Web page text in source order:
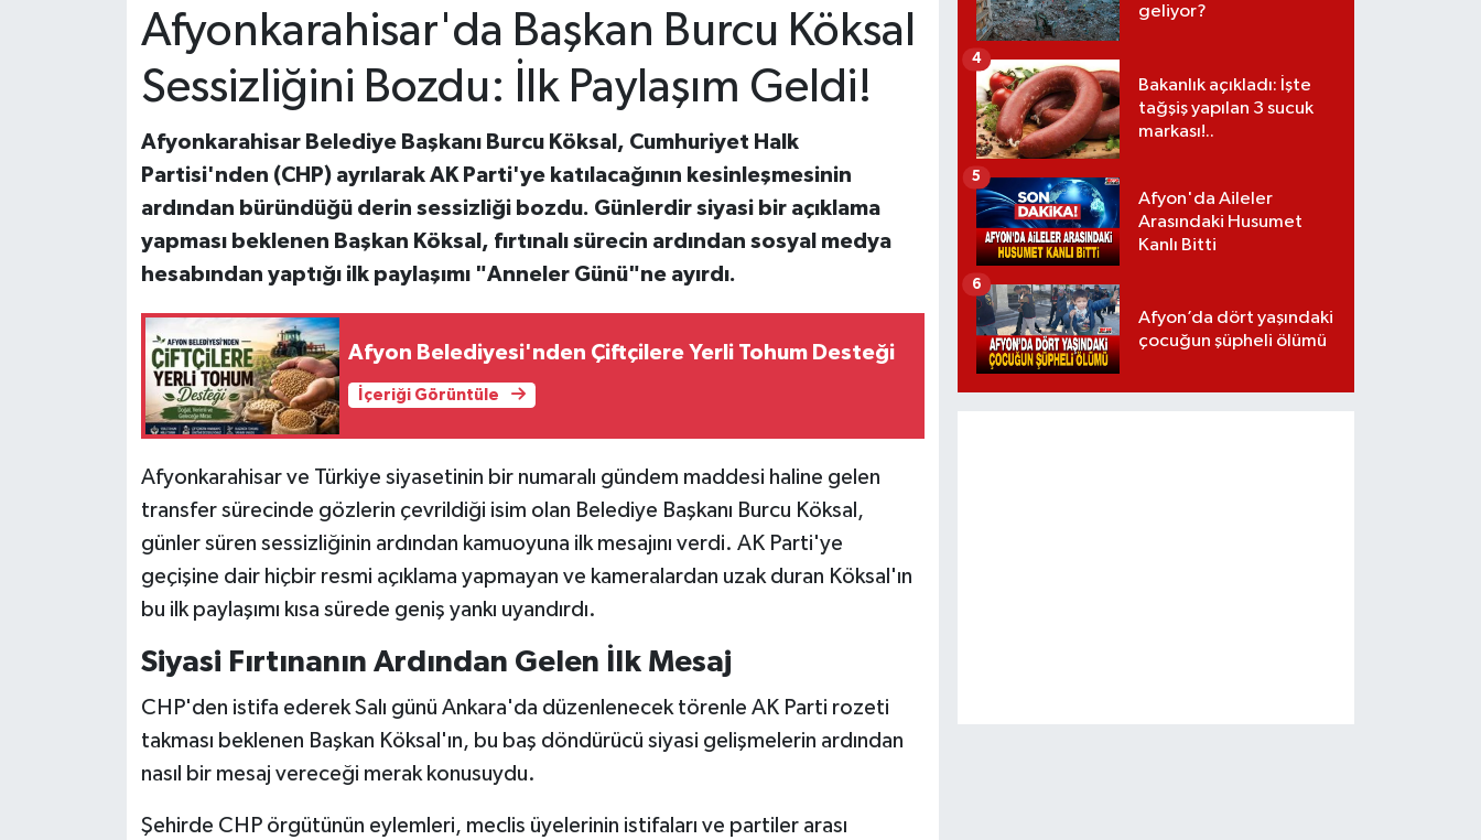
Afyonkarahisar'da Başkan Burcu Köksal
Sessizliğini Bozdu: İlk Paylaşım Geldi!
Afyonkarahisar Belediye Başkanı Burcu Köksal, Cumhuriyet Halk
Partisi'nden (CHP) ayrılarak AK Parti'ye katılacağının kesinleşmesinin
ardından büründüğü derin sessizliği bozdu. Günlerdir siyasi bir açıklama
yapması beklenen Başkan Köksal, fırtınalı sürecin ardından sosyal medya
hesabından yaptığı ilk paylaşımı "Anneler Günü"ne ayırdı.
Afyon Belediyesi'nden Çiftçilere Yerli Tohum Desteği
İçeriği Görüntüle
Afyonkarahisar ve Türkiye siyasetinin bir numaralı gündem maddesi haline gelen
transfer sürecinde gözlerin çevrildiği isim olan Belediye Başkanı Burcu Köksal,
günler süren sessizliğinin ardından kamuoyuna ilk mesajını verdi. AK Parti'ye
geçişine dair hiçbir resmi açıklama yapmayan ve kameralardan uzak duran Köksal'ın
bu ilk paylaşımı kısa sürede geniş yankı uyandırdı.
Siyasi Fırtınanın Ardından Gelen İlk Mesaj
CHP'den istifa ederek Salı günü Ankara'da düzenlenecek törenle AK Parti rozeti
takması beklenen Başkan Köksal'ın, bu baş döndürücü siyasi gelişmelerin ardından
nasıl bir mesaj vereceği merak konusuydu.
Şehirde CHP örgütünün eylemleri, meclis üyelerinin istifaları ve partiler arası
geliyor?
Bakanlık açıkladı: İşte
tağşiş yapılan 3 sucuk
markası!..
4
Afyon'da Aileler
Arasındaki Husumet
Kanlı Bitti
5
Afyon’da dört yaşındaki
çocuğun şüpheli ölümü
6